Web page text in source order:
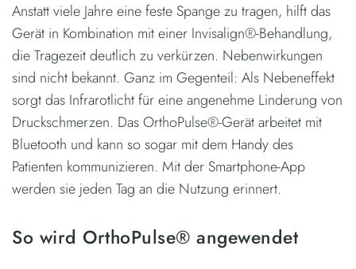
Anstatt viele Jahre eine feste Spange zu tragen, hilft das
Gerät in Kombination mit einer Invisalign®-Behandlung,
die Tragezeit deutlich zu verkürzen. Nebenwirkungen
sind nicht bekannt. Ganz im Gegenteil: Als Nebeneffekt
sorgt das Infrarotlicht für eine angenehme Linderung von
Druckschmerzen. Das OrthoPulse®-Gerät arbeitet mit
Bluetooth und kann so sogar mit dem Handy des
Patienten kommunizieren. Mit der Smartphone-App
werden sie jeden Tag an die Nutzung erinnert.
So wird OrthoPulse® angewendet